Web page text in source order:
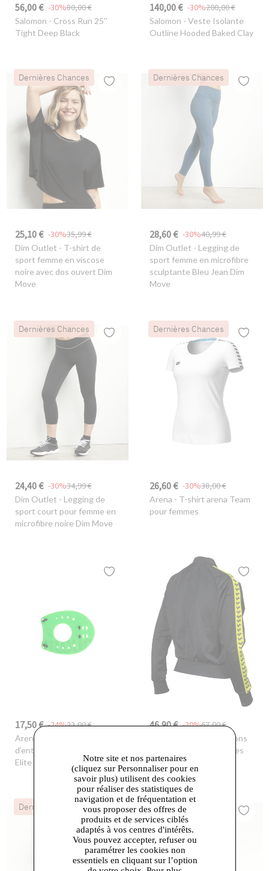
56,00 € 80,00 €
-30%
Salomon - Cross Run 25''
Tight Deep Black
140,00 € 200,00 €
-30%
Salomon - Veste Isolante
Outline Hooded Baked Clay
Dernières Chances
25,10 € 35,99 €
-30%
Dim Outlet - T-shirt de
sport femme en viscose
noire avec dos ouvert Dim
Move
Dernières Chances
28,60 € 40,99 €
-30%
Dim Outlet - Legging de
sport femme en microfibre
sculptante Bleu Jean Dim
Move
Dernières Chances
24,40 € 34,99 €
-30%
Dim Outlet - Legging de
sport court pour femme en
microfibre noire Dim Move
Dernières Chances
26,60 € 38,00 €
-30%
Arena - T-shirt arena Team
pour femmes
17,50 € 23,00 €
-24%
Arena
d’entraînement arena
Elite Hand Paddle 2
46,90 € 67,00 €
-30%
- Veste arena Icons
Relax Team pour femmes
Dernières Chances Dernières Chances
Notre site et nos partenaires
(cliquez sur Personnaliser pour en
savoir plus) utilisent des cookies
pour réaliser des statistiques de
navigation et de fréquentation et
vous proposer des offres de
produits et de services ciblés
adaptés à vos centres d'intérêts.
Vous pouvez accepter, refuser ou
paramétrer les cookies non
essentiels en cliquant sur l’option